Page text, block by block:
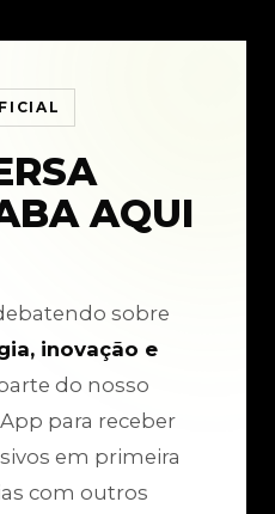
AQUI
sobre
inovação e
do nosso
para receber
em primeira
com outros